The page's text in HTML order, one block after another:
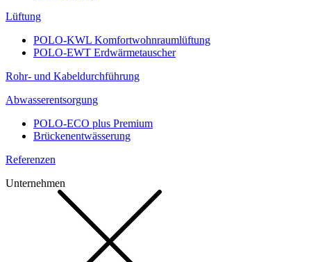
Lüftung
POLO-KWL Komfortwohnraumlüftung
POLO-EWT Erdwärmetauscher
Rohr- und Kabeldurchführung
Abwasserentsorgung
POLO-ECO plus Premium
Brückenentwässerung
Referenzen
Unternehmen